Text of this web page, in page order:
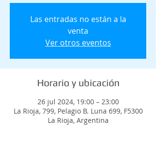
Las entradas no están a la
venta
Ver otros eventos
Horario y ubicación
26 jul 2024, 19:00 – 23:00
La Rioja, 799, Pelagio B. Luna 699, F5300
La Rioja, Argentina